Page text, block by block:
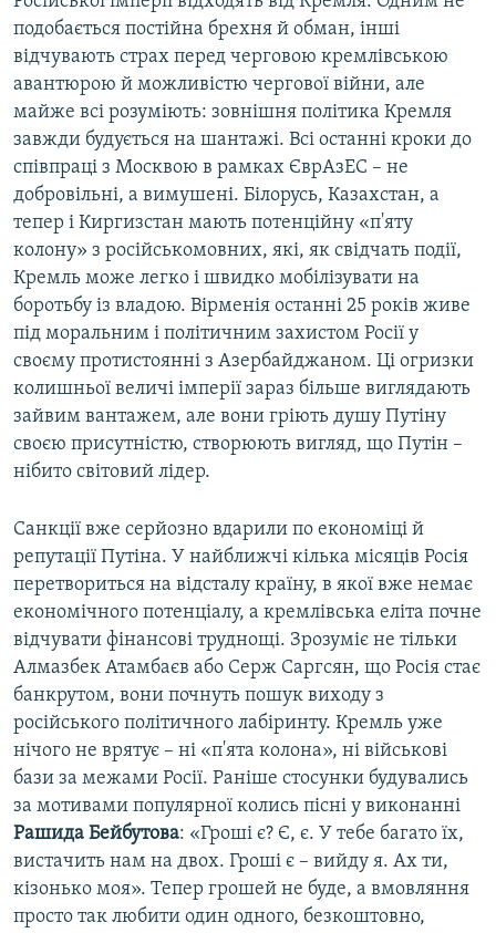
подобається постійна брехня й обман, інші
відчувають страх перед черговою кремлівською
авантюрою й можливістю чергової війни, але
майже всі розуміють: зовнішня політика Кремля
завжди будується на шантажі. Всі останні кроки до
співпраці з Москвою в рамках ЄврАзЕС – не
добровільні, а вимушені. Білорусь, Казахстан, а
тепер і Киргизстан мають потенційну «п'яту
колону» з російськомовних, які, як свідчать події,
Кремль може легко і швидко мобілізувати на
боротьбу із владою. Вірменія останні 25 років живе
під моральним і політичним захистом Росії у
своєму протистоянні з Азербайджаном. Ці огризки
колишньої величі імперії зараз більше виглядають
зайвим вантажем, але вони гріють душу Путіну
своєю присутністю, створюють вигляд, що Путін –
нібито світовий лідер.
Санкції вже серйозно вдарили по економіці й
репутації Путіна. У найближчі кілька місяців Росія
перетвориться на відсталу країну, в якої вже немає
економічного потенціалу, а кремлівська еліта почне
відчувати фінансові труднощі. Зрозуміє не тільки
Алмазбек Атамбаєв або Серж Саргсян, що Росія стає
банкрутом, вони почнуть пошук виходу з
російського політичного лабіринту. Кремль уже
нічого не врятує – ні «п'ята колона», ні військові
бази за межами Росії. Раніше стосунки будувались
за мотивами популярної колись пісні у виконанні
Рашида Бейбутова: «Гроші є? Є, є. У тебе багато їх,
вистачить нам на двох. Гроші є – вийду я. Ах ти,
кізонько моя». Тепер грошей не буде, а вмовляння
просто так любити один одного, безкоштовно,